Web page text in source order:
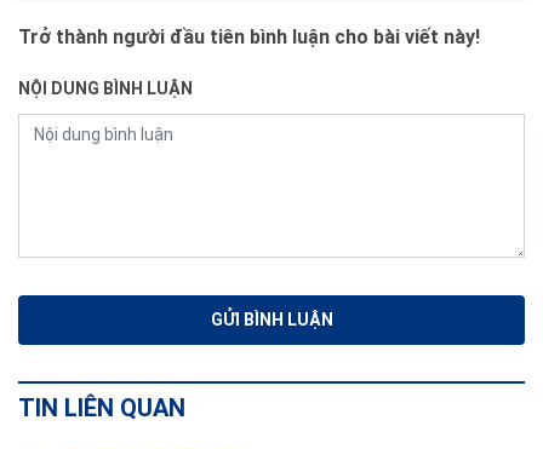
Trở thành người đầu tiên bình luận cho bài viết này!
NỘI DUNG BÌNH LUẬN
TIN LIÊN QUAN